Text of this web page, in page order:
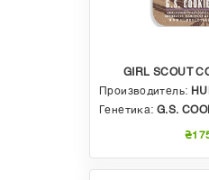
GIRL SCOUT
Производитель:
Генетика: G.S. COOKIES BX5 X